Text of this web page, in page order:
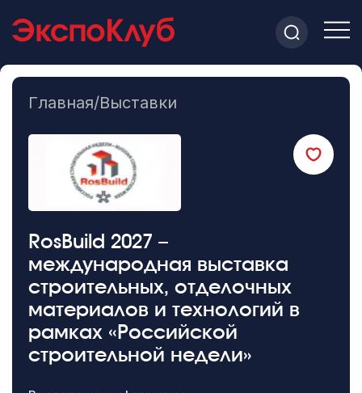
Главная/Выставки
RosBuild 2027 –
международная выставка
строительных, отделочных
материалов и технологий в
рамках «Российской
строительной недели»